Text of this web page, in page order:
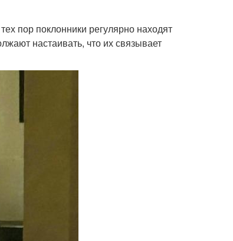
пор поклонники регулярно находят
настаивать, что их связывает